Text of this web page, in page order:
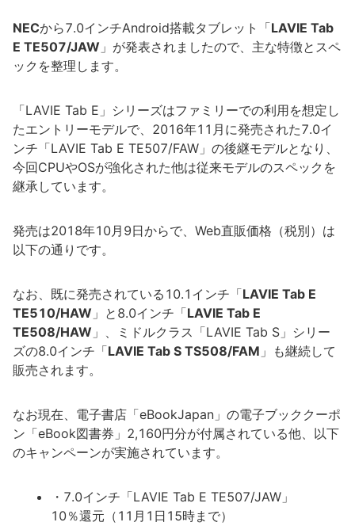
NECから7.0インチAndroid搭載タブレット「LAVIE Tab
E TE507/JAW 」が発表されましたので、主な特徴とスペ
ックを整理します。
「LAVIE Tab E」シリーズはファミリーでの利用を想定し
たエントリーモデルで、2016年11月に発売された7.0イ
ンチ「LAVIE Tab E TE507/FAW」の後継モデルとなり、
今回CPUやOSが強化された他は従来モデルのスペックを
継承しています。
発売は2018年10月9日からで、Web直販価格（税別）は
以下の通りです。
なお、既に発売されている10.1インチ「LAVIE Tab E
TE510/HAW 」と8.0インチ「LAVIE Tab E
TE508/HAW 」、ミドルクラス「LAVIE Tab S」シリー
ズの8.0インチ「LAVIE Tab S TS508/FAM 」も継続して
販売されます。
なお現在、電子書店「eBookJapan」の電子ブッククーポ
ン「eBook図書券」2,160円分が付属されている他、以下
のキャンペーンが実施されています。
・7.0インチ「LAVIE Tab E TE507/JAW」
10％還元（11月1日15時まで）